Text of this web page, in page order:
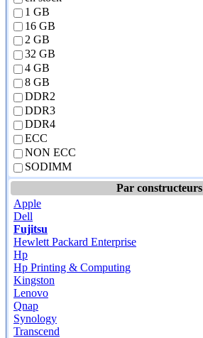
1 GB
16 GB
2 GB
32 GB
4 GB
8 GB
DDR2
DDR3
DDR4
ECC
NON ECC
SODIMM
Par constructeurs
Apple
Dell
Fujitsu
Hewlett Packard Enterprise
Hp
Hp Printing & Computing
Kingston
Lenovo
Qnap
Synology
Transcend